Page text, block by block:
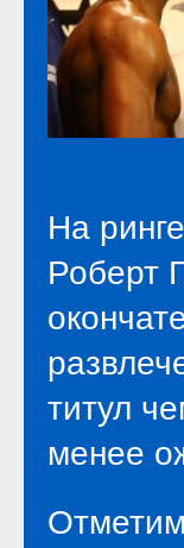
На
Роберт
титул
менее